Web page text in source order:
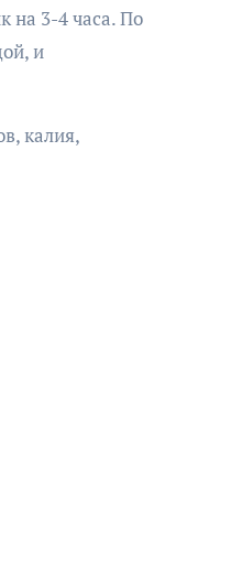
на 3-4 часа. По
и
калия,